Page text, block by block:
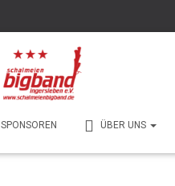
SPONSOREN ÜBER UNS